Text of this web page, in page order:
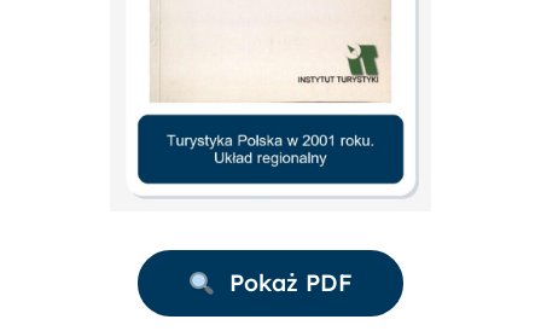
Pokaż PDF